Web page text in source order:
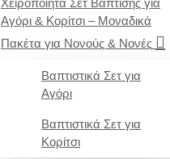
Χειροποίητα Σετ Βάπτισης για
Αγόρι & Κορίτσι – Μοναδικά
Πακέτα για Νονούς & Νονές
Βαπτιστικά Σετ για
Αγόρι
Βαπτιστικά Σετ για
Κορίτσι